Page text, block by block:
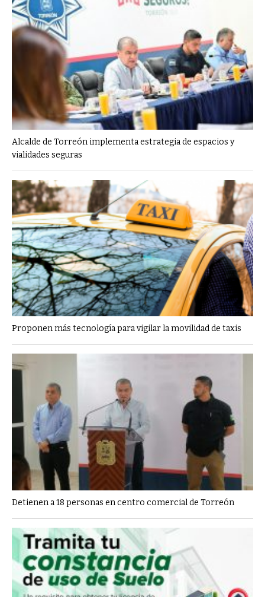
Alcalde de Torreón implementa estrategia de espacios y
vialidades seguras
Proponen más tecnología para vigilar la movilidad de taxis
Detienen a 18 personas en centro comercial de Torreón